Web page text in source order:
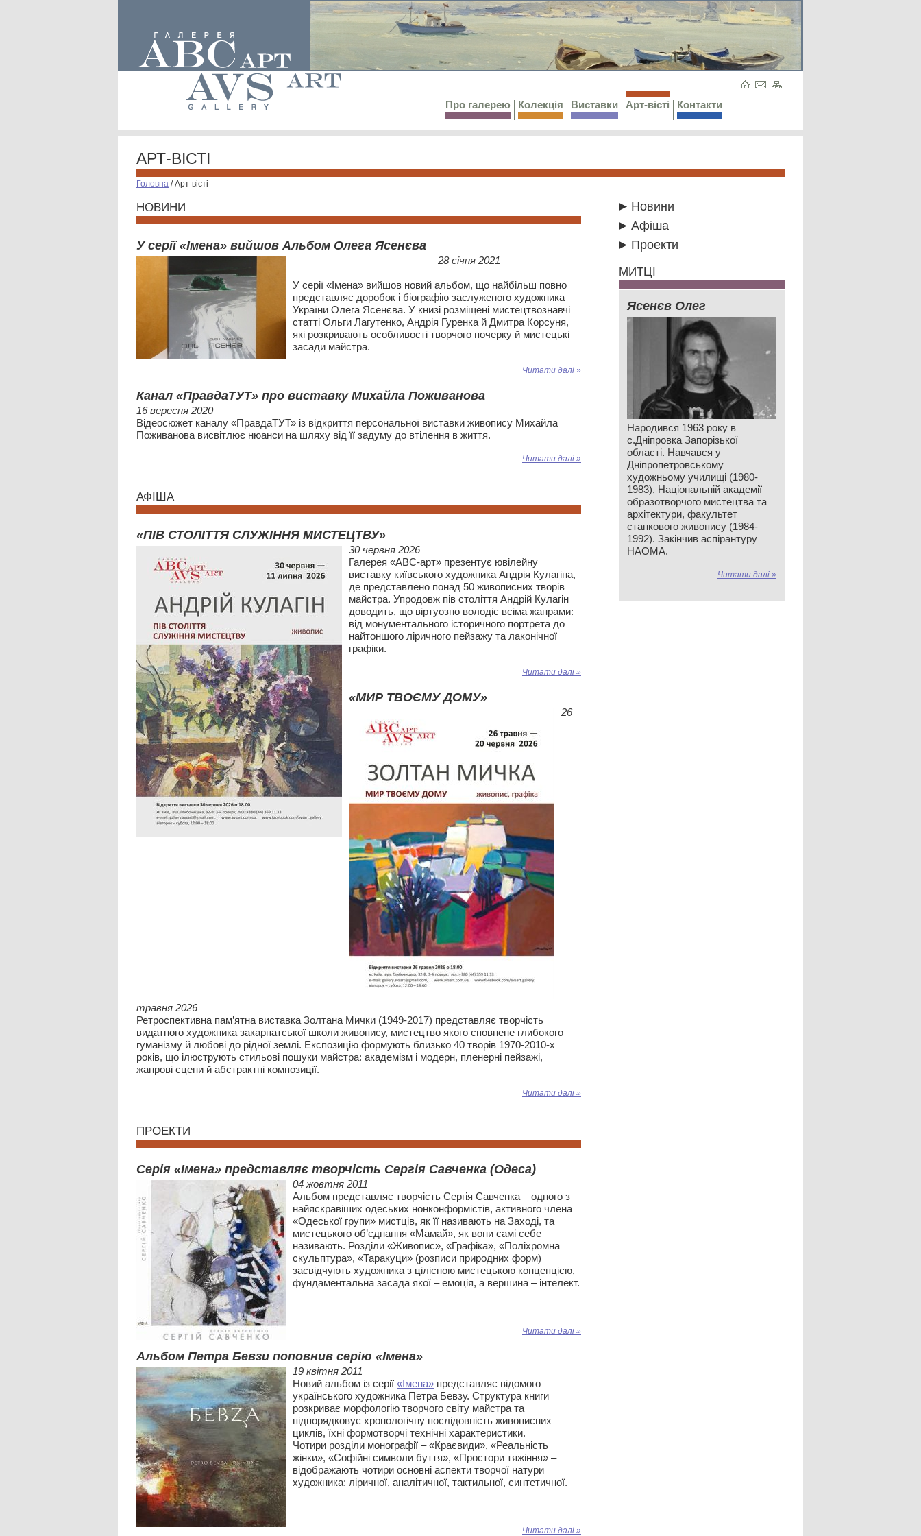
Про галерею Колекція Виставки Арт-вісті Контакти
АРТ-ВІСТІ
Головна /Арт-вісті
НОВИНИ
У серії «Імена» вийшов Альбом Олега Ясенєва
28 січня 2021
У серії «Імена» вийшов новий альбом, що найбільш повно
представляє доробок і біографію заслуженого художника
України Олега Ясенєва. У книзі розміщені мистецтвознавчі
статті Ольги Лагутенко, Андрія Гуренка й Дмитра Корсуня,
які розкривають особливості творчого почерку й мистецькі
засади майстра.
Читати далі »
Канал «ПравдаТУТ» про виставку Михайла Поживанова
16 вересня 2020
Відеосюжет каналу «ПравдаТУТ» із відкриття персональної виставки живопису Михайла
Поживанова висвітлює нюанси на шляху від її задуму до втілення в життя.
Читати далі »
АФІША
«ПІВ СТОЛІТТЯ СЛУЖІННЯ МИСТЕЦТВУ»
30 червня 2026
Галерея «АВС-арт» презентує ювілейну
виставку київського художника Андрія Кулагіна,
де представлено понад 50 живописних творів
майстра. Упродовж пів століття Андрій Кулагін
доводить, що віртуозно володіє всіма жанрами:
від монументального історичного портрета до
найтоншого ліричного пейзажу та лаконічної
графіки.
Читати далі »
«МИР ТВОЄМУ ДОМУ»
26
травня 2026
Ретроспективна пам’ятна виставка Золтана Мички (1949-2017) представляє творчість
видатного художника закарпатської школи живопису, мистецтво якого сповнене глибокого
гуманізму й любові до рідної землі. Експозицію формують близько 40 творів 1970-2010-х
років, що ілюструють стильові пошуки майстра: академізм і модерн, пленерні пейзажі,
жанрові сцени й абстрактні композиції.
Читати далі »
ПРОЕКТИ
Cерія «Імена» представляє творчість Сергія Савченка (Одеса)
04 жовтня 2011
Альбом представляє творчість Сергія Савченка – одного з
найяскравіших одеських нонконформістів, активного члена
«Одеської групи» мистців, як її називають на Заході, та
мистецького об’єднання «Мамай», як вони самі себе
називають. Розділи «Живопис», «Графіка», «Поліхромна
скульптура», «Таракуци» (розписи природних форм)
засвідчують художника з цілісною мистецькою концепцією,
фундаментальна засада якої – емоція, а вершина – інтелект.
Читати далі »
Альбом Петра Бевзи поповнив серію «Імена»
19 квітня 2011
Новий альбом із серії «Імена» представляє відомого
українського художника Петра Бевзу. Структура книги
розкриває морфологію творчого світу майстра та
підпорядковує хронологічну послідовність живописних
циклів, їхні формотворчі технічні характеристики.
Чотири розділи монографії – «Краєвиди», «Реальність
жінки», «Софійні символи буття», «Простори тяжіння» –
відображають чотири основні аспекти творчої натури
художника: ліричної, аналітичної, тактильної, синтетичної.
Читати далі »
Новини
Афіша
Проекти
МИТЦІ
Ясенєв Олег
Народився 1963 року в
с.Дніпровка Запорізької
області. Навчався у
Дніпропетровському
художньому училищі (1980-
1983), Національній академії
образотворчого мистецтва та
архітектури, факультет
станкового живопису (1984-
1992). Закінчив аспірантуру
НАОМА.
Читати далі »